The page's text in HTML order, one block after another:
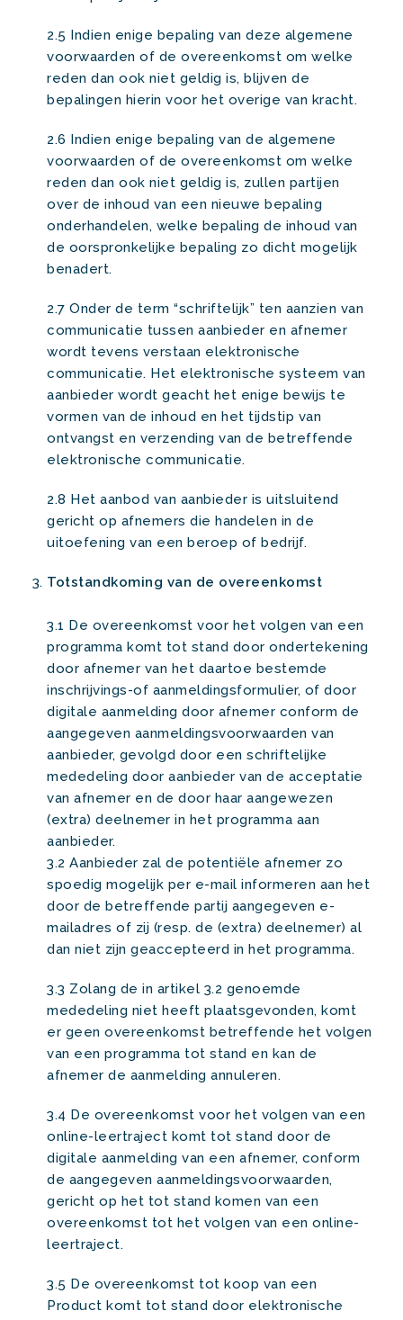
2.5 Indien enige bepaling van deze algemene
voorwaarden of de overeenkomst om welke
reden dan ook niet geldig is, blijven de
bepalingen hierin voor het overige van kracht.
2.6 Indien enige bepaling van de algemene
voorwaarden of de overeenkomst om welke
reden dan ook niet geldig is, zullen partijen
over de inhoud van een nieuwe bepaling
onderhandelen, welke bepaling de inhoud van
de oorspronkelijke bepaling zo dicht mogelijk
benadert.
2.7 Onder de term “schriftelijk” ten aanzien van
communicatie tussen aanbieder en afnemer
wordt tevens verstaan elektronische
communicatie. Het elektronische systeem van
aanbieder wordt geacht het enige bewijs te
vormen van de inhoud en het tijdstip van
ontvangst en verzending van de betreffende
elektronische communicatie.
2.8 Het aanbod van aanbieder is uitsluitend
gericht op afnemers die handelen in de
uitoefening van een beroep of bedrijf.
Totstandkoming van de overeenkomst
3.1 De overeenkomst voor het volgen van een
programma komt tot stand door ondertekening
door afnemer van het daartoe bestemde
inschrijvings-of aanmeldingsformulier, of door
digitale aanmelding door afnemer conform de
aangegeven aanmeldingsvoorwaarden van
aanbieder, gevolgd door een schriftelijke
mededeling door aanbieder van de acceptatie
van afnemer en de door haar aangewezen
(extra) deelnemer in het programma aan
aanbieder.
3.2 Aanbieder zal de potentiële afnemer zo
spoedig mogelijk per e-mail informeren aan het
door de betreffende partij aangegeven e-
mailadres of zij (resp. de (extra) deelnemer) al
dan niet zijn geaccepteerd in het programma.
3.3 Zolang de in artikel 3.2 genoemde
mededeling niet heeft plaatsgevonden, komt
er geen overeenkomst betreffende het volgen
van een programma tot stand en kan de
afnemer de aanmelding annuleren.
3.4 De overeenkomst voor het volgen van een
online-leertraject komt tot stand door de
digitale aanmelding van een afnemer, conform
de aangegeven aanmeldingsvoorwaarden,
gericht op het tot stand komen van een
overeenkomst tot het volgen van een online-
leertraject.
3.5 De overeenkomst tot koop van een
Product komt tot stand door elektronische